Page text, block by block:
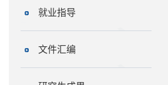
就业指导
文件汇编